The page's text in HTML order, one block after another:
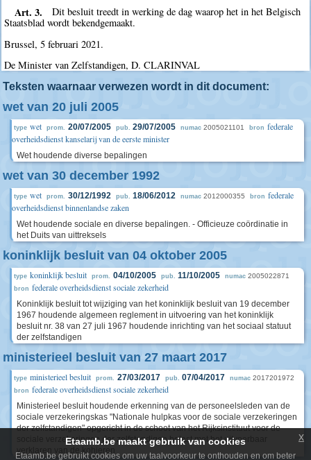
Art. 3.
Dit besluit treedt in werking de dag waarop het in het Belgisch
Staatsblad wordt bekendgemaakt.
Brussel, 5 februari 2021.
De Minister van Zelfstandigen, D. CLARINVAL
Teksten waarnaar verwezen wordt in dit document:
wet van 20 juli 2005
type wet prom. 20/07/2005 pub. 29/07/2005 numac 2005021101 bron federale
overheidsdienst kanselarij van de eerste minister
Wet houdende diverse bepalingen
wet van 30 december 1992
type wet prom. 30/12/1992 pub. 18/06/2012 numac 2012000355 bron federale
overheidsdienst binnenlandse zaken
Wet houdende sociale en diverse bepalingen. - Officieuze coördinatie in
het Duits van uittreksels
koninklijk besluit van 04 oktober 2005
type koninklijk besluit prom. 04/10/2005 pub. 11/10/2005 numac 2005022871
bron federale overheidsdienst sociale zekerheid
Koninklijk besluit tot wijziging van het koninklijk besluit van 19 december
1967 houdende algemeen reglement in uitvoering van het koninklijk
besluit nr. 38 van 27 juli 1967 houdende inrichting van het sociaal statuut
der zelfstandigen
ministerieel besluit van 27 maart 2017
type ministerieel besluit prom. 27/03/2017 pub. 07/04/2017 numac 2017201972
bron federale overheidsdienst sociale zekerheid
Ministerieel besluit houdende erkenning van de personeelsleden van de
sociale verzekeringskas "Nationale hulpkas voor de sociale verzekeringen
der zelfstandigen" opgericht in de schoot van het Rijksinstituut voor de
sociale verzekeringen der zelfstandigen belast met het uitvoerbaar
verklaren van de kohieren
Etaamb.be maakt gebruik van cookies
Etaamb.be gebruikt cookies om uw taalvoorkeur te onthouden en om beter
x